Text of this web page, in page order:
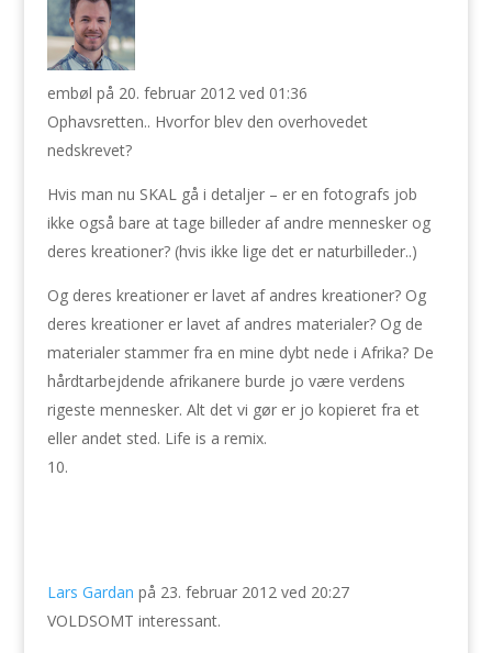
embøl på 20. februar 2012 ved 01:36
Ophavsretten.. Hvorfor blev den overhovedet
nedskrevet?
Hvis man nu SKAL gå i detaljer – er en fotografs job
ikke også bare at tage billeder af andre mennesker og
deres kreationer? (hvis ikke lige det er naturbilleder..)
Og deres kreationer er lavet af andres kreationer? Og
deres kreationer er lavet af andres materialer? Og de
materialer stammer fra en mine dybt nede i Afrika? De
hårdtarbejdende afrikanere burde jo være verdens
rigeste mennesker. Alt det vi gør er jo kopieret fra et
eller andet sted. Life is a remix.
Lars Gardan på 23. februar 2012 ved 20:27
VOLDSOMT interessant.